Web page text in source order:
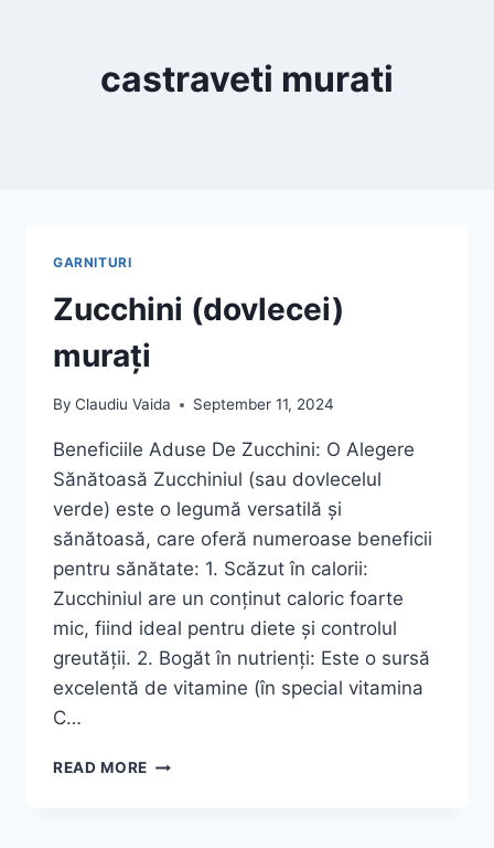
castraveti murati
GARNITURI
Zucchini (dovlecei)
murați
By Claudiu Vaida September 11, 2024
Beneficiile Aduse De Zucchini: O Alegere
Sănătoasă Zucchiniul (sau dovlecelul
verde) este o legumă versatilă și
sănătoasă, care oferă numeroase beneficii
pentru sănătate: 1. Scăzut în calorii:
Zucchiniul are un conținut caloric foarte
mic, fiind ideal pentru diete și controlul
greutății. 2. Bogăt în nutrienți: Este o sursă
excelentă de vitamine (în special vitamina
C…
READ MORE ZUCCHINI